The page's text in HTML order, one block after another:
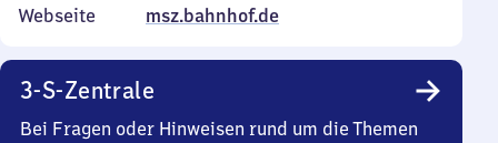
Webseite
msz.bahnhof.de
3-S-Zentrale
Bei Fragen oder Hinweisen rund um die Themen